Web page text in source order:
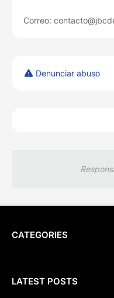
Correo:
Denunciar abuso
CATEGORIES
LATEST POSTS